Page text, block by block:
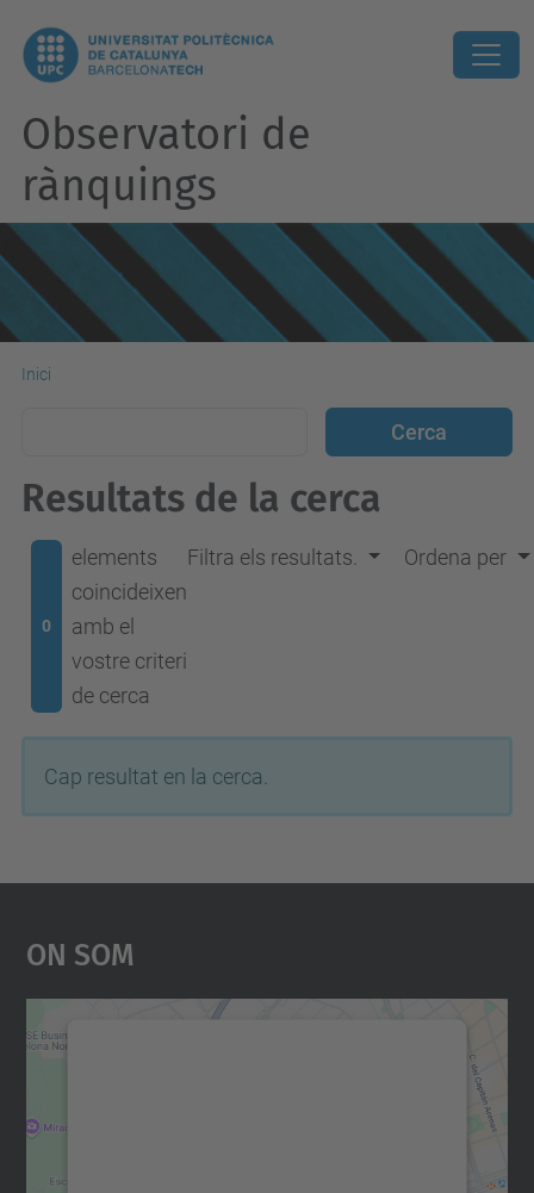
Observatori de
rànquings
Inici
Resultats de la cerca
0
elements
coincideixen
amb el
vostre criteri
de cerca
Filtra els resultats. Ordena per
Cap resultat en la cerca.
On Som